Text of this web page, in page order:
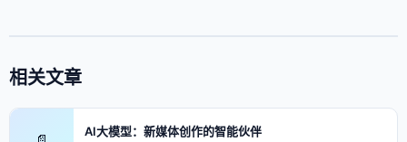
相关文章
AI大模型：新媒体创作的智能伙伴